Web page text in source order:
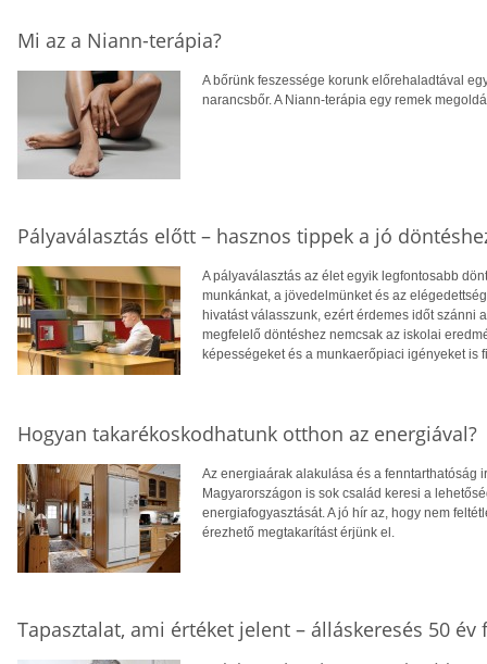
Mi az a Niann-terápia?
A bőrünk feszessége korunk előrehaladtával
narancsbőr. A Niann-terápia egy remek
Pályaválasztás előtt – hasznos tippek a jó
A pályaválasztás az élet egyik legfontosabb
munkánkat, a jövedelmünket és az
hivatást válasszunk, ezért érdemes időt szánni
megfelelő döntéshez nemcsak az iskolai
képességeket és a munkaerőpiaci igényeket is
Hogyan takarékoskodhatunk otthon az energiával?
Az energiaárak alakulása és a fenntarthatóság
Magyarországon is sok család keresi a
energiafogyasztását. A jó hír az, hogy nem
érezhető megtakarítást érjünk el.
Tapasztalat, ami értéket jelent – álláskeresés 50 év